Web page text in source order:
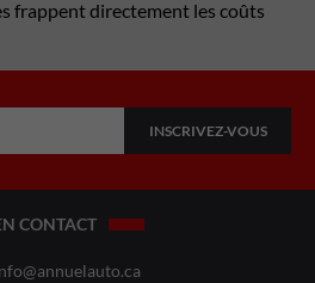
frappent directement les coûts
CONTACT